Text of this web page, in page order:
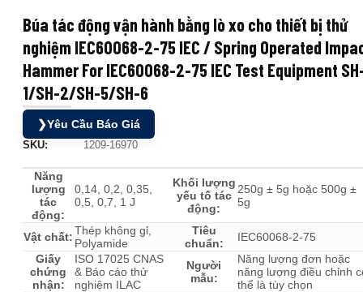
Búa tác động vận hành bằng lò xo cho thiết bị thử
nghiệm IEC60068-2-75 IEC / Spring Operated
Hammer For IEC60068-2-75 IEC Test Equipment
1/SH-2/SH-5/SH-6
❯Yêu Cầu Báo Giá
SKU: 1209-16970
Năng
lượng
tác
động:
0,14, 0,2, 0,35,
0,5, 0,7, 1 J
Khối lượng
yếu tố tác
động:
250g ± 5g hoặc 500g ±
5g
Vật chất:Thép không gỉ,
Polyamide
Tiêu
chuẩn:
IEC60068-2-75
Giấy
chứng
nhận:
ISO 17025 CNAS
& Báo cáo thử
nghiệm ILAC
Người
mẫu:
Năng lượng đơn hoặc
năng lượng điều chỉnh
thể là tùy chọn